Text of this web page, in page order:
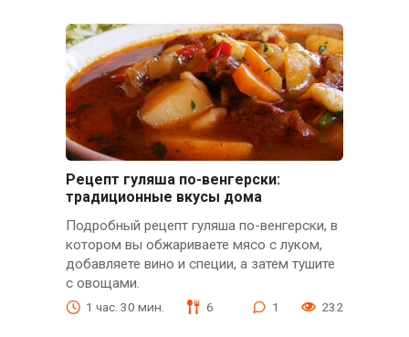
Рецепт гуляша по-венгерски:
традиционные вкусы дома
Подробный рецепт гуляша по-венгерски, в
котором вы обжариваете мясо с луком,
добавляете вино и специи, а затем тушите
с овощами.
1 час. 30 мин. 6 1 232